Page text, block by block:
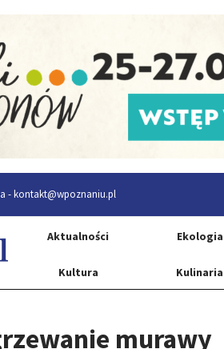
-kontakt@wpoznaniu.pl
Aktualności Ekologia
Kultura Kulinaria
murawy